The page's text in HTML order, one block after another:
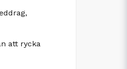
att rycka